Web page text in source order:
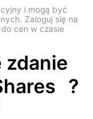
i mogą być
Zaloguj się na
cen w czasie
zdanie
?